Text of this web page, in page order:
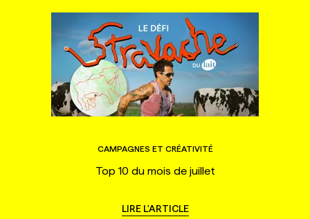
CAMPAGNES ET CRÉATIVITÉ
Top 10 du mois de juillet
LIRE L'ARTICLE